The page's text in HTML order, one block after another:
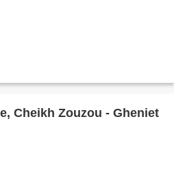
Cheikh Zouzou - Gheniet